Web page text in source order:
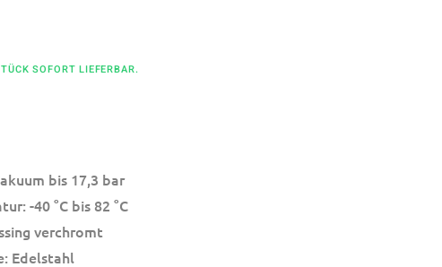
SOFORT LIEFERBAR.
bis 17,3 bar
-40 °C bis 82 °C
verchromt
Edelstahl